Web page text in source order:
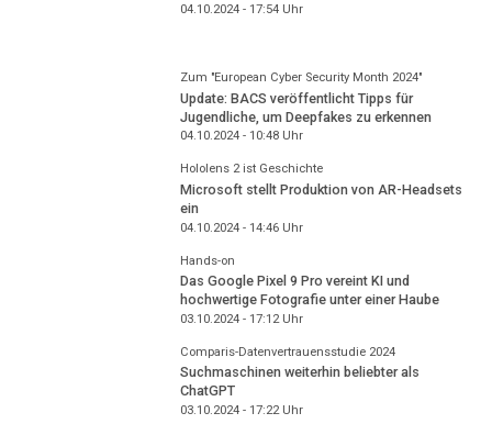
04.10.2024 - 17:54Uhr
Zum "European Cyber Security Month 2024"
Update: BACS veröffentlicht Tipps für
Jugendliche, um Deepfakes zu erkennen
04.10.2024 - 10:48Uhr
Hololens 2 ist Geschichte
Microsoft stellt Produktion von AR-Headsets
ein
04.10.2024 - 14:46Uhr
Hands-on
Das Google Pixel 9 Pro vereint KI und
hochwertige Fotografie unter einer Haube
03.10.2024 - 17:12Uhr
Comparis-Datenvertrauensstudie 2024
Suchmaschinen weiterhin beliebter als
ChatGPT
03.10.2024 - 17:22Uhr